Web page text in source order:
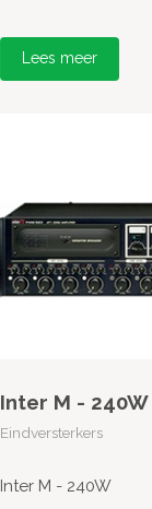
Lees meer
Inter M - 240W
Eindversterkers
Inter M - 240W